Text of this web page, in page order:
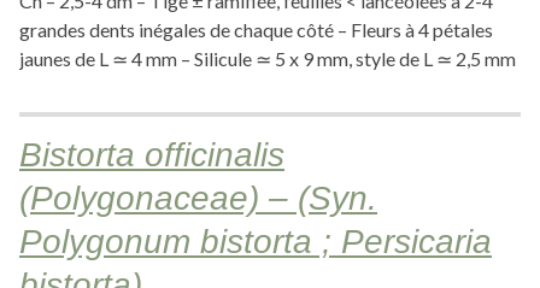
grandes dents inégales de chaque côté – Fleurs à 4 pétales
jaunes de L ≃ 4 mm – Silicule ≃ 5 x 9 mm, style de L ≃ 2,5 mm
Bistorta officinalis
(Polygonaceae) – (Syn.
Polygonum bistorta ; Persicaria